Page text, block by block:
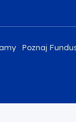
Poznaj